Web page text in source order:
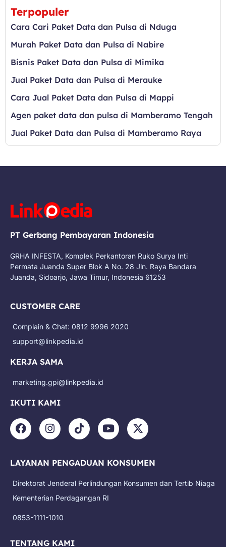
Terpopuler
Cara Cari Paket Data dan Pulsa di Nduga
Murah Paket Data dan Pulsa di Nabire
Bisnis Paket Data dan Pulsa di Mimika
Jual Paket Data dan Pulsa di Merauke
Cara Jual Paket Data dan Pulsa di Mappi
Agen paket data dan pulsa di Mamberamo Tengah
Jual Paket Data dan Pulsa di Mamberamo Raya
PT Gerbang Pembayaran Indonesia
GRHA INFESTA, Komplek Perkantoran Ruko Surya Inti
Permata Juanda Super Blok A No. 28 Jln. Raya Bandara
Juanda, Sidoarjo, Jawa Timur, Indonesia 61253
CUSTOMER CARE
Complain & Chat: 0812 9996 2020
support@linkpedia.id
KERJA SAMA
marketing.gpi@linkpedia.id
IKUTI KAMI
F
a
b
o
k
I
n
a
r
a
T
i
o
Y
o
u
e
X
-
i
t
LAYANAN PENGADUAN KONSUMEN
Direktorat Jenderal Perlindungan Konsumen dan Tertib Niaga
Kementerian Perdagangan RI
0853-1111-1010
TENTANG KAMI